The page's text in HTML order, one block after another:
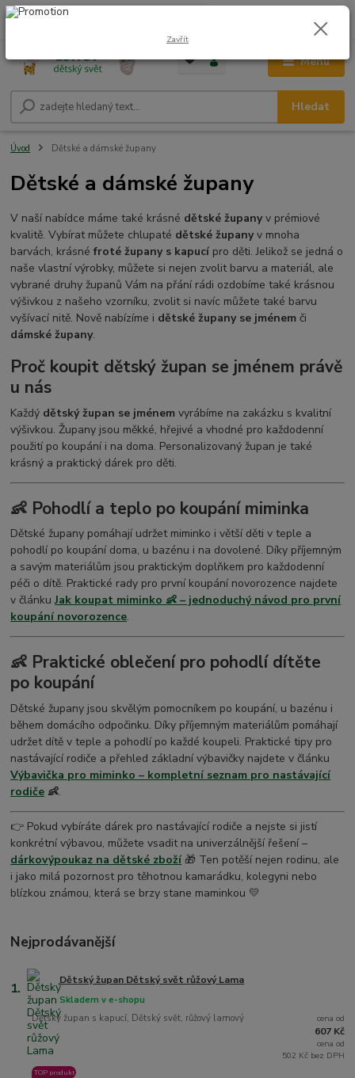
Menu
Hledat
+420 604 278 943 0,00 Kč
Úvod Dětské a dámské župany
Dětské a dámské župany
V naší nabídce máme také krásné dětské županyv prémiové
kvalitě. Vybírat můžete chlupaté dětské županyv mnoha
barvách, krásnéfrotéžupany s kapucí pro děti. Jelikož se jedná o
naše vlastní výrobky, můžete si nejen zvolit barvu a materiál, ale
vybrané druhy županů Vám na přání rádi ozdobíme také krásnou
výšivkou z našeho vzorníku, zvolit si navíc můžete také barvu
vyšívací nitě. Nově nabízíme i dětské župany se jménem či
dámské župany.
Proč koupit dětský župan se jménem právě
u nás
Každý dětský župan se jménem vyrábíme na zakázku s kvalitní
výšivkou. Župany jsou měkké, hřejivé a vhodné pro každodenní
použití po koupání i na doma. Personalizovaný župan je také
krásný a praktický dárek pro děti.
👶 Pohodlí a teplo po koupání miminka
Dětské župany pomáhají udržet miminko i větší děti v teple a
pohodlí po koupání doma, u bazénu i na dovolené. Díky příjemným
a savým materiálům jsou praktickým doplňkem pro každodenní
péči o dítě. Praktické rady pro první koupání novorozence najdete
v článkuJak koupat miminko 👶 – jednoduchý návod pro první
koupání novorozence.
👶 Praktické oblečení pro pohodlí dítěte
po koupání
Dětské župany jsou skvělým pomocníkem po koupání, u bazénu i
během domácího odpočinku. Díky příjemným materiálům pomáhají
udržet dítě v teple a pohodlí po každé koupeli. Praktické tipy pro
nastávající rodiče a přehled základní výbavičky najdete v článku
Výbavička pro miminko – kompletní seznam pro nastávající
rodiče 👶.
👉 Pokud vybíráte dárek pro nastávající rodiče a nejste si jistí
konkrétní výbavou, můžete vsadit na univerzálnější řešení –
dárkovýpoukaz na dětské zboží 🎁 Ten potěší nejen rodinu, ale
i jako milá pozornost pro těhotnou kamarádku, kolegyni nebo
blízkou známou, která se brzy stane maminkou 💛
Nejprodávanější
1. Dětský župan Dětský svět růžový Lama
Dětský župan s kapucí, Dětský svět, růžový lamový
Skladem v e-shopu
TOP produkt
cena od
607 Kč
cena od
502 Kč bez DPH
Zavřít